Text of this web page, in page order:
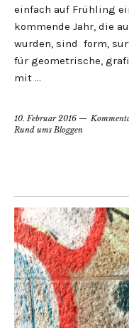
einfach auf Frühling
kommende Jahr, die
wurden, sind form,
für geometrische,
mit …
10. Februar 2016
Rund ums Bloggen